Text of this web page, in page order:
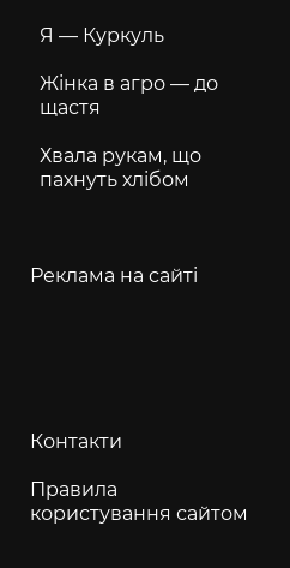
Я — Куркуль
Жінка в агро — до
щастя
Хвала рукам, що
пахнуть хлібом
Реклама на сайті
Контакти
Правила
користування сайтом